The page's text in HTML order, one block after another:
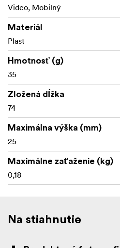
Video, Mobilný
Materiál
Plast
Hmotnosť (g)
35
Zložená dĺžka
74
Maximálna výška (mm)
25
Maximálne zaťaženie (kg)
0,18
Na stiahnutie